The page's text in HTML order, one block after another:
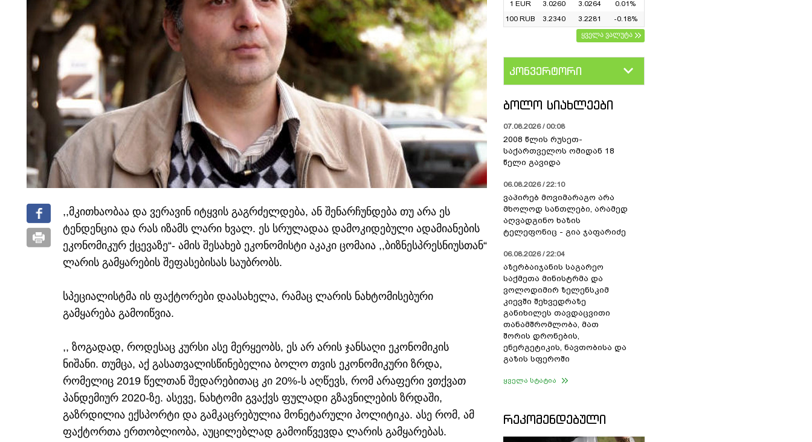
,,მკითხაობაა და ვერავინ იტყვის გაგრძელდება, ან შენარჩუნდება თუ არა ეს
ტენდენცია და რას იზამს ლარი ხვალ. ეს სრულადაა დამოკიდებული ადამიანების
ეკონომიკურ ქცევაზე“- ამის შესახებ ეკონომისტი აკაკი ცომაია ,,ბიზნესპრესნიუსთან“
ლარის გამყარების შეფასებისას საუბრობს.
სპეციალისტმა ის ფაქტორები დაასახელა, რამაც ლარის ნახტომისებური
გამყარება გამოიწვია.
,, ზოგადად, როდესაც კურსი ასე მერყეობს, ეს არ არის ჯანსაღი ეკონომიკის
ნიშანი. თუმცა, აქ გასათვალისწინებელია ბოლო თვის ეკონომიკური ზრდა,
რომელიც 2019 წელთან შედარებითაც კი 20%-ს აღწევს, რომ არაფერი ვთქვათ
პანდემიურ 2020-ზე. ასევე, ნახტომი გვაქვს ფულადი გზავნილების ზრდაში,
გაზრდილია ექსპორტი და გამკაცრებულია მონეტარული პოლიტიკა. ასე რომ, ამ
ფაქტორთა ერთობლიობა, აუცილებლად გამოიწვევდა ლარის გამყარებას.
1 EUR
3.0260 3.0264
0.01%
100 RUB
3.2340 3.2281
-0.18%
ყველა ვალუტა
კონვერტორი
ᲑᲝᲚᲝ ᲡᲘᲐᲮᲚᲔᲔᲑᲘ
07.08.2026 / 00:08
2008 წლის რუსეთ-
საქართველოს ომიდან 18
წელი გავიდა
06.08.2026 / 22:10
ვაპირებ მოვიმარაგო არა
მხოლოდ სანთლები, არამედ
აღვადგინო ხაზის
ტელეფონიც - გია ჯაფარიძე
06.08.2026 / 22:04
აზერბაიჯანის საგარეო
საქმეთა მინისტრმა და
ვოლოდიმირ ზელენსკიმ
კიევში შეხვედრაზე
განიხილეს თავდაცვითი
თანამშრომლობა, მათ
შორის დრონების,
ენერგეტიკის, ნავთობისა და
გაზის სფეროში
ყველა სტატია
ᲠᲔᲙᲝᲛᲔᲜᲓᲔᲑᲣᲚᲘ